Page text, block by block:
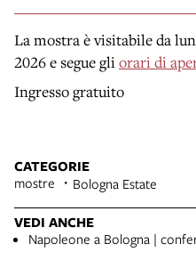
La mostra è visitabile da
2026 e segue gliorari di
Ingresso gratuito
CATEGORIE
mostre Bologna Estate
VEDI ANCHE
Napoleone a Bologna |